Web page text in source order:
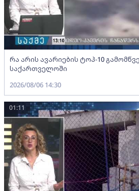
რა არის ავარიების ტოპ-10
საქართველოში
2026/08/06 14:30
01:11